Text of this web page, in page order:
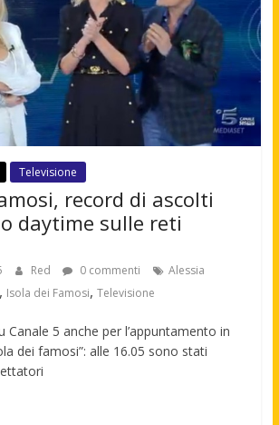
Televisione
record di ascolti
daytime sulle reti
Red 0 commenti
Alessia
, Isola dei Famosi, Televisione
Canale 5 anche per l’appuntamento in
dei famosi”: alle 16.05 sono stati